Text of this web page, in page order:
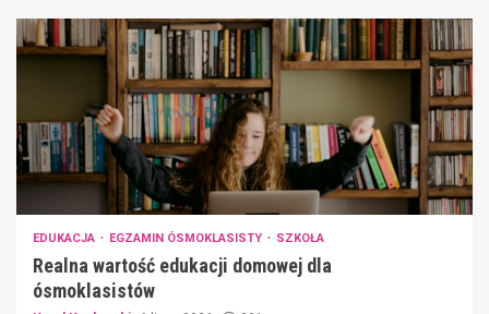
EDUKACJA EGZAMIN ÓSMOKLASISTY SZKOŁA
Realna wartość edukacji domowej dla
ósmoklasistów